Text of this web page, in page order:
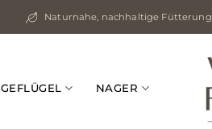
Naturnahe, nachhaltige Fütterung
GEFLÜGEL NAGER